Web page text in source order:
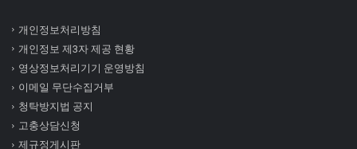
개인정보처리방침
개인정보 제3자 제공 현황
영상정보처리기기 운영방침
이메일 무단수집거부
청탁방지법 공지
고충상담신청
제규정게시판